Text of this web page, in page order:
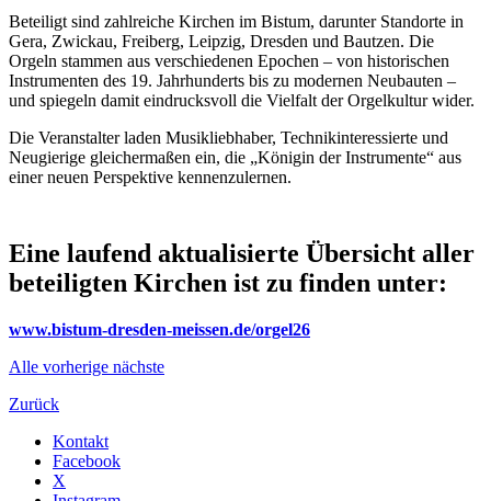
Beteiligt sind zahlreiche Kirchen im Bistum, darunter Standorte in
Gera, Zwickau, Freiberg, Leipzig, Dresden und Bautzen. Die
Orgeln stammen aus verschiedenen Epochen – von historischen
Instrumenten des 19. Jahrhunderts bis zu modernen Neubauten –
und spiegeln damit eindrucksvoll die Vielfalt der Orgelkultur wider.
Die Veranstalter laden Musikliebhaber, Technikinteressierte und
Neugierige gleichermaßen ein, die „Königin der Instrumente“ aus
einer neuen Perspektive kennenzulernen.
Eine laufend aktualisierte Übersicht aller
beteiligten Kirchen ist zu finden unter:
www.bistum-dresden-meissen.de/orgel26
Alle vorherige nächste
Zurück
Kontakt
Facebook
X